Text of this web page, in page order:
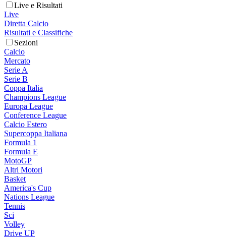
Live e Risultati
Live
Diretta Calcio
Risultati e Classifiche
Sezioni
Calcio
Mercato
Serie A
Serie B
Coppa Italia
Champions League
Europa League
Conference League
Calcio Estero
Supercoppa Italiana
Formula 1
Formula E
MotoGP
Altri Motori
Basket
America's Cup
Nations League
Tennis
Sci
Volley
Drive UP